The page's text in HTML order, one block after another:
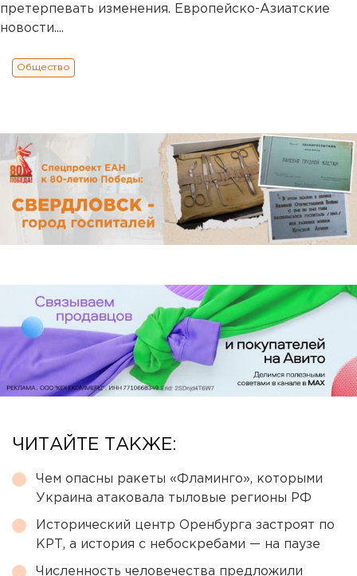
претерпевать изменения. Европейско-Азиатские
новости....
Общество
ЧИТАЙТЕ ТАКЖЕ:
Чем опасны ракеты «Фламинго», которыми
Украина атаковала тыловые регионы РФ
Исторический центр Оренбурга застроят по
КРТ, а история с небоскребами — на паузе
Численность человечества предложили